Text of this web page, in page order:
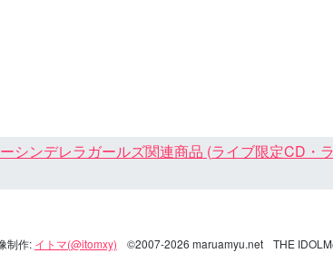
シンデレラガールズ関連商品 (ライブ限定CD・
制作: イトマ(@itomxy) ©2007-2026 maruamyu.net THE